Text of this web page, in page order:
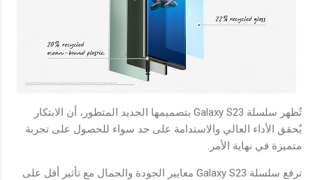
تُظهر سلسلة Galaxy S23 بتصميمها الجديد المتطور، أن الابتكار
يُحقق الأداء العالي والاستدامة على حد سواء للحصول على تجربة
متميزة في نهاية الأمر.
ترفع سلسلة Galaxy S23 معايير الجودة والجمال مع تأثير أقل على